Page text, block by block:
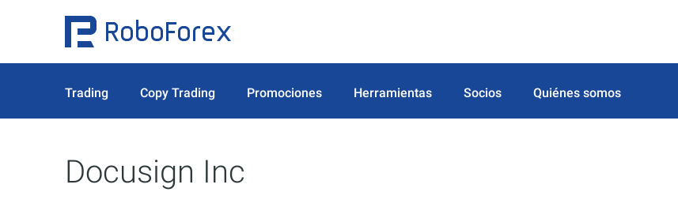
Trading Copy Trading Promociones Herramientas Socios Quiénes somos
Docusign Inc